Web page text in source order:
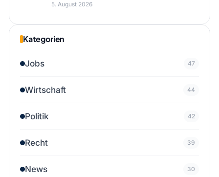
5. August 2026
Kategorien
Jobs 47
Wirtschaft 44
Politik 42
Recht 39
News 30